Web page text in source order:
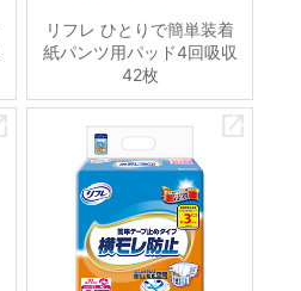
リフレ ひとりで簡単装着
紙パンツ用パッド4回吸収
42枚